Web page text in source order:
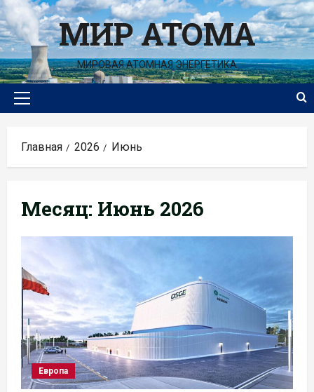
Перейти
к
содержимомуМИР АТОМА
МИРОВАЯ АТОМНАЯ ЭНЕРГЕТИКА
Основное
Главная 2026 Июнь
Месяц: Июнь 2026
Европа